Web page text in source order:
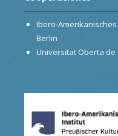
Ibero-
Berlin
Universitat Oberta de